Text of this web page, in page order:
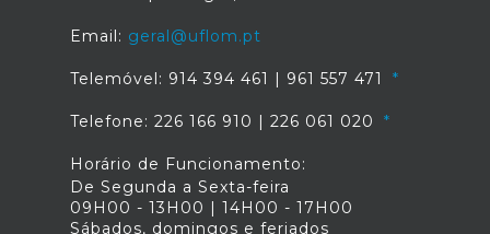
Email: geral@uflom.pt
Telemóvel: 914 394 461 | 961 557 471
Telefone: 226 166 910 | 226 061 020
Horário de Funcionamento:
De Segunda a Sexta-feira
09H00 - 13H00 | 14H00 - 17H00
Sábados, domingos e feriados